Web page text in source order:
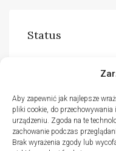
Aby zapewnić jak najlepsze
pliki cookie, do
urządzeniu. Zgoda na te
zachowanie podczas
Brak wyrażenia zgody lub
Status